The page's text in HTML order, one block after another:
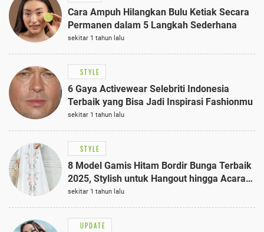
Cara Ampuh Hilangkan Bulu Ketiak Secara
Permanen dalam 5 Langkah Sederhana
sekitar 1 tahun lalu
STYLE
6 Gaya Activewear Selebriti Indonesia
Terbaik yang Bisa Jadi Inspirasi Fashionmu
sekitar 1 tahun lalu
STYLE
8 Model Gamis Hitam Bordir Bunga Terbaik
2025, Stylish untuk Hangout hingga Acara
Semi-Formal
sekitar 1 tahun lalu
UPDATE